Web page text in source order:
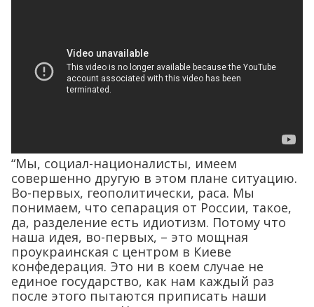
“Мы, социал-националисты, имеем
совершенно другую в этом плане ситуацию.
Во-первых, геополитически, раса. Мы
понимаем, что сепарация от России, такое,
да, разделение есть идиотизм. Потому что
наша идея, во-первых, – это мощная
проукраинская с центром в Киеве
конфедерация. Это ни в коем случае не
единое государство, как нам каждый раз
после этого пытаются приписать наши